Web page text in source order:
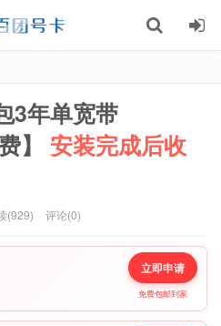
3年单宽带
】 安装完成后收
(929) 评论(0)
立即申请
免费包邮到家